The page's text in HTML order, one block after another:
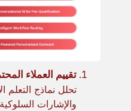
تقييم العملاء
تحلل نماذج التعلم
والإشارات